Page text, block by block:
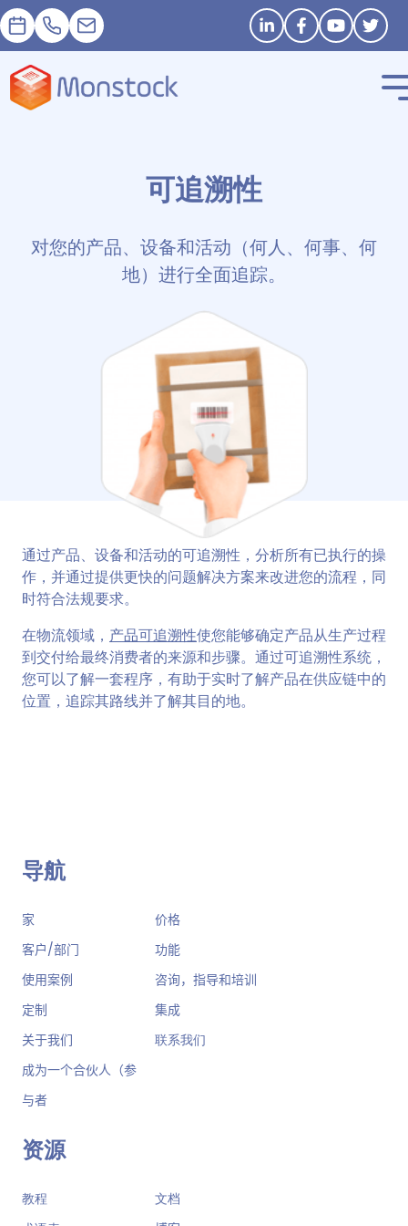
預約 +33 1 83 62 25 41
contact@monstock.net Stay in touch
可追溯性
对您的产品、设备和活动（何人、何事、何
地）进行全面追踪。
通过产品、设备和活动的可追溯性，分析所有已执行的操
作，并通过提供更快的问题解决方案来改进您的流程，同
时符合法规要求。
在物流领域， 产品可追溯性使您能够确定产品从生产过程
到交付给最终消费者的来源和步骤。通过可追溯性系统，
您可以了解一套程序，有助于实时了解产品在供应链中的
位置，追踪其路线并了解其目的地。
导航
家
价格
客户/部门
功能
使用案例
咨询，指导和培训
定制
集成
关于我们
联系我们
成为一个合伙人（参
与者
资源
教程
文档